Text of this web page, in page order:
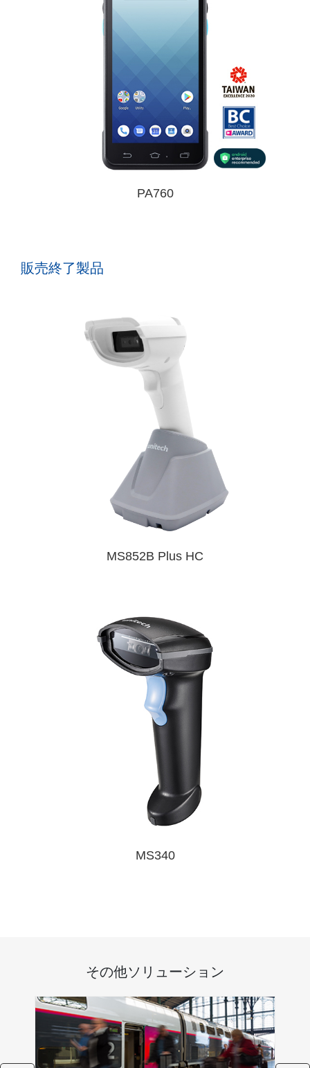
PA760
販売終了製品
MS852B Plus HC
MS340
その他ソリューション